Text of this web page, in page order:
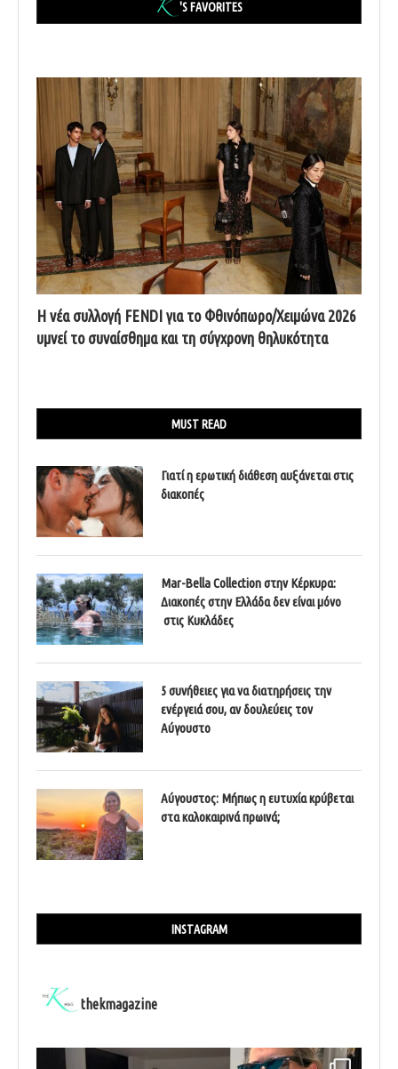
'S FAVORITES
Η νέα συλλογή FENDI για το Φθινόπωρο/Χειμώνα 2026
υμνεί το συναίσθημα και τη σύγχρονη θηλυκότητα
MUST READ
Γιατί η ερωτική διάθεση αυξάνεται στις
διακοπές
Mar-Bella Collection στην Κέρκυρα:
Διακοπές στην Ελλάδα δεν είναι μόνο
στις Κυκλάδες
5 συνήθειες για να διατηρήσεις την
ενέργειά σου, αν δουλεύεις τον
Αύγουστο
Αύγουστος: Μήπως η ευτυχία κρύβεται
στα καλοκαιρινά πρωινά;
INSTAGRAM
thekmagazine